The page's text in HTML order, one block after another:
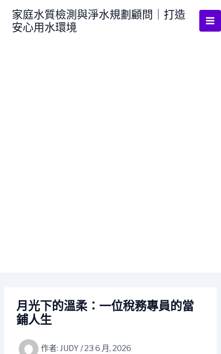
家庭水質檢測與淨水規劃顧問｜打造
安心用水環境
月光下的溫柔：一位稅務專員的當
鋪人生
作者: JUDY /23 6 月, 2026